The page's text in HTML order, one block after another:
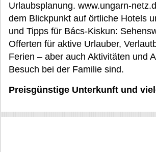
Urlaubsplanung. www.ungarn-
dem Blickpunkt auf örtliche Hotels
und Tipps für Bács-Kiskun:
Offerten für aktive Urlauber,
Ferien – aber auch Aktivitäten und
Besuch bei der Familie sind.
Preisgünstige Unterkunft und